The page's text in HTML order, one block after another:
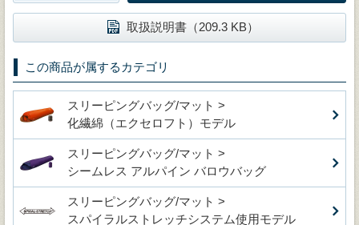
取扱説明書（209.3 KB）
この商品が属するカテゴリ
スリーピングバッグ/マット >
化繊綿（エクセロフト）モデル
スリーピングバッグ/マット >
シームレス アルパイン バロウバッグ
スリーピングバッグ/マット >
スパイラルストレッチシステム使用モデル